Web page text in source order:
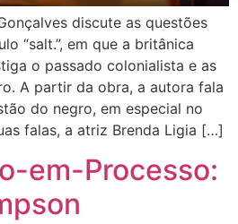
discute as questões
“salt.”, em que a britânica
o passado colonialista e as
A partir da obra, a autora fala
do negro, em especial no
falas, a atriz Brenda Ligia […]
em-Processo: